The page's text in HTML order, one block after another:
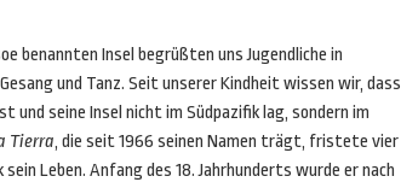
benannten Insel begrüßten uns Jugendliche in
und Tanz. Seit unserer Kindheit wissen wir, dass
und seine Insel nicht im Südpazifik lag, sondern im
Tierra, die seit 1966 seinen Namen trägt, fristete vier
sein Leben. Anfang des 18. Jahrhunderts wurde er nach